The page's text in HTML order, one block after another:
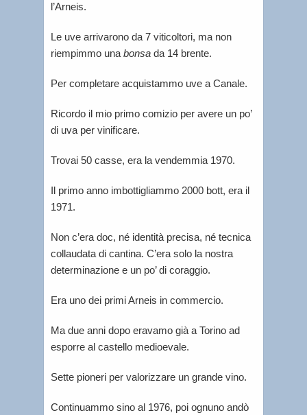
l’Arneis.
Le uve arrivarono da 7 viticoltori, ma non
riempimmo una bonsa da 14 brente.
Per completare acquistammo uve a Canale.
Ricordo il mio primo comizio per avere un po’
di uva per vinificare.
Trovai 50 casse, era la vendemmia 1970.
Il primo anno imbottigliammo 2000 bott, era il
1971.
Non c’era doc, né identità precisa, né tecnica
collaudata di cantina. C’era solo la nostra
determinazione e un po’ di coraggio.
Era uno dei primi Arneis in commercio.
Ma due anni dopo eravamo già a Torino ad
esporre al castello medioevale.
Sette pioneri per valorizzare un grande vino.
Continuammo sino al 1976, poi ognuno andò